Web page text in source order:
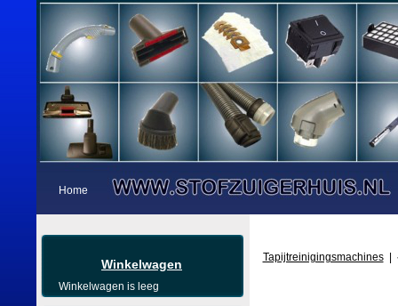
Home
Winkelwagen
Winkelwagen is leeg
Tapijtreinigingsmachines|